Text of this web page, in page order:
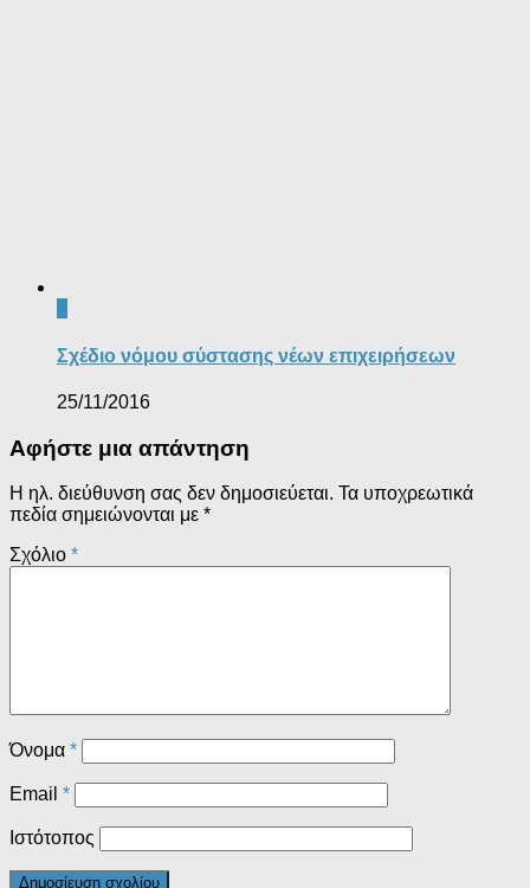
Σχέδιο νόμου σύστασης νέων επιχειρήσεων
25/11/2016
Αφήστε μια απάντηση
Η ηλ. διεύθυνση σας δεν δημοσιεύεται. Τα υποχρεωτικά
πεδία σημειώνονται με *
Σχόλιο *
Όνομα *
Email *
Ιστότοπος